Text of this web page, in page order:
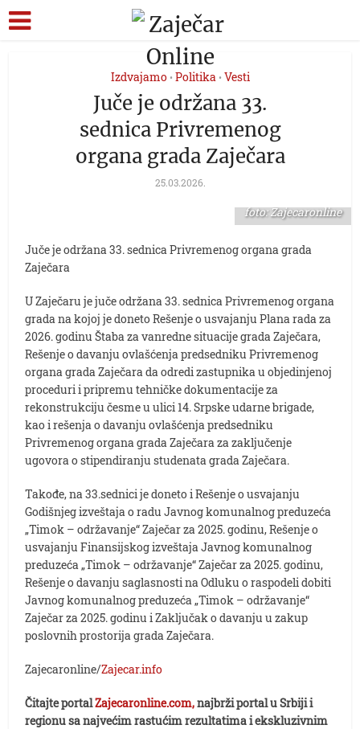
Izdvajamo • Politika • Vesti
Juče je održana 33.
sednica Privremenog
organa grada Zaječara
25.03.2026.
foto: Zajecaronline
Juče je održana 33. sednica Privremenog organa grada
Zaječara
U Zaječaru je juče održana 33. sednica Privremenog organa
grada na kojoj je doneto Rešenje o usvajanju Plana rada za
2026. godinu Štaba za vanredne situacije grada Zaječara,
Rešenje o davanju ovlašćenja predsedniku Privremenog
organa grada Zaječara da odredi zastupnika u objedinjenoj
proceduri i pripremu tehničke dokumentacije za
rekonstrukciju česme u ulici 14. Srpske udarne brigade,
kao i rešenja o davanju ovlašćenja predsedniku
Privremenog organa grada Zaječara za zaključenje
ugovora o stipendiranju studenata grada Zaječara.
Takođe, na 33.sednici je doneto i Rešenje o usvajanju
Godišnjeg izveštaja o radu Javnog komunalnog preduzeća
„Timok – održavanje“ Zaječar za 2025. godinu, Rešenje o
usvajanju Finansijskog izveštaja Javnog komunalnog
preduzeća „Timok – održavanje“ Zaječar za 2025. godinu,
Rešenje o davanju saglasnosti na Odluku o raspodeli dobiti
Javnog komunalnog preduzeća „Timok – održavanje“
Zaječar za 2025. godinu i Zaključak o davanju u zakup
poslovnih prostorija grada Zaječara.
Zajecaronline/Zajecar.info
Čitajte portalZajecaronline.com,najbrži portal u Srbiji i
regionu sa najvećim rastućim rezultatima i ekskluzivnim